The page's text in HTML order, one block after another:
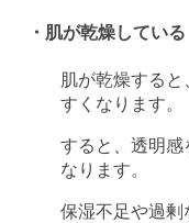
・肌が乾燥している
肌が乾燥する
すくなります。
すると、透明感
なります。
保湿不足や過剰